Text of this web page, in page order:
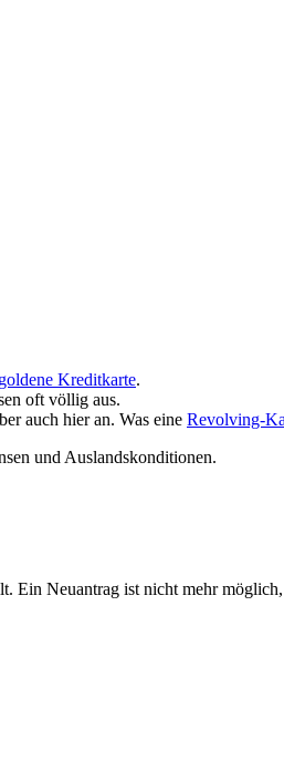
goldene Kreditkarte.
oft völlig aus.
auch hier an. Was eine Revolving-
und Auslandskonditionen.
Neuantrag ist nicht mehr